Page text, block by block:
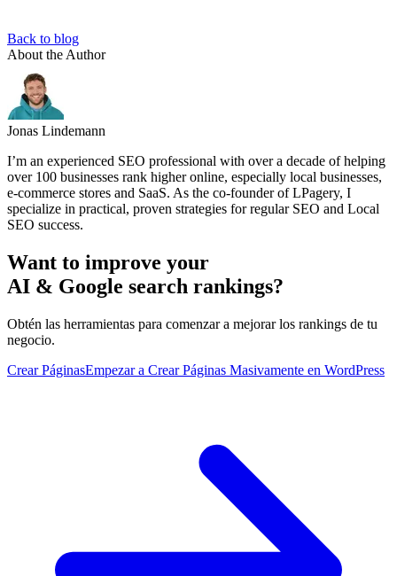
Back to blog
About the Author
Jonas Lindemann
I’m an experienced SEO professional with over a decade of helping
over 100 businesses rank higher online, especially local businesses,
e-commerce stores and SaaS. As the co-founder of LPagery, I
specialize in practical, proven strategies for regular SEO and Local
SEO success.
Want to improve your
AI & Google search rankings?
Obtén las herramientas para comenzar a mejorar los rankings de tu
negocio.
Crear PáginasEmpezar a Crear Páginas Masivamente en WordPress